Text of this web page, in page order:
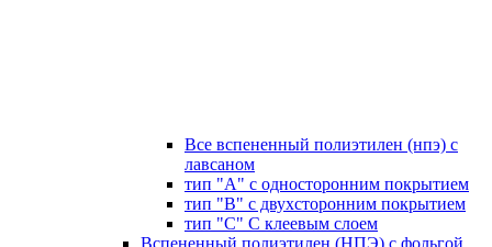
Все вспененный полиэтилен (нпэ) с
лавсаном
тип "А" с односторонним покрытием
тип "В" с двухсторонним покрытием
тип "С" С клеевым слоем
Вспененный полиэтилен (НПЭ) с фольгой